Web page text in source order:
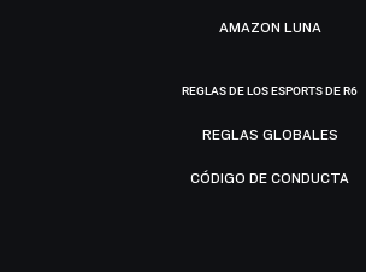
AMAZON LUNA
REGLAS DE LOS ESPORTS DE R6
REGLAS GLOBALES
CÓDIGO DE CONDUCTA